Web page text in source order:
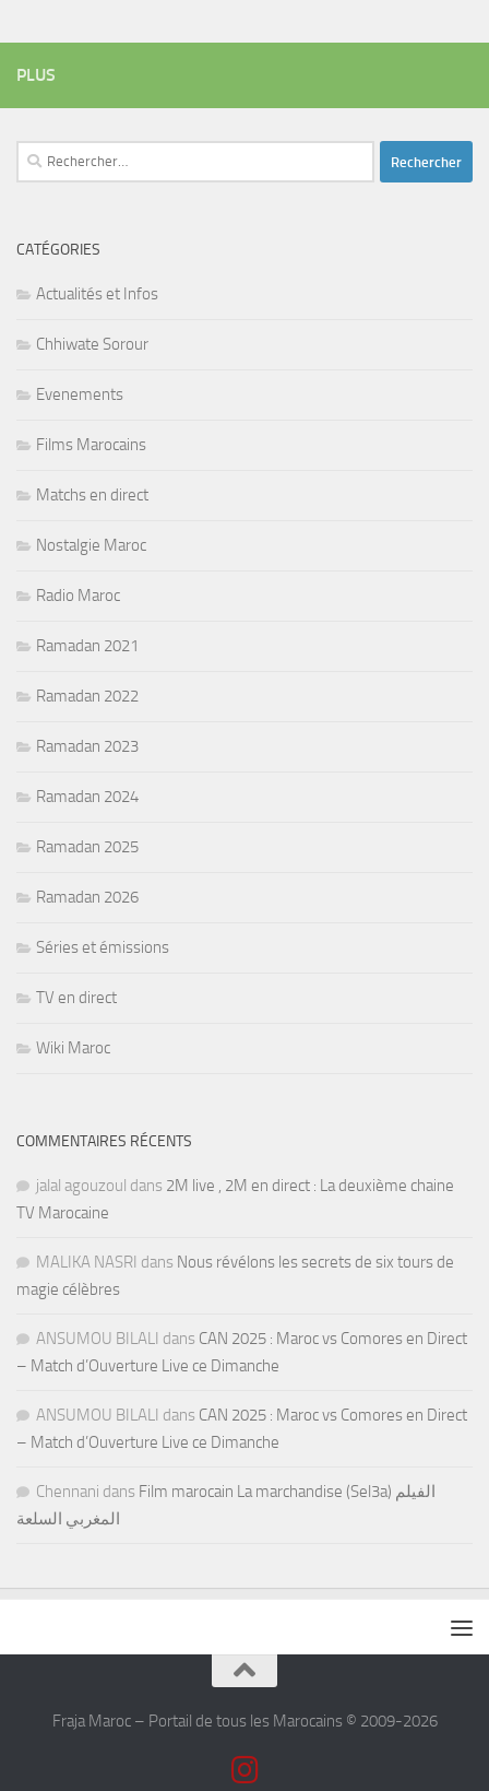
PLUS
Rechercher :
CATÉGORIES
Actualités et Infos
Chhiwate Sorour
Evenements
Films Marocains
Matchs en direct
Nostalgie Maroc
Radio Maroc
Ramadan 2021
Ramadan 2022
Ramadan 2023
Ramadan 2024
Ramadan 2025
Ramadan 2026
Séries et émissions
TV en direct
Wiki Maroc
COMMENTAIRES RÉCENTS
jalal agouzoul dans 2M live , 2M en direct : La deuxième chaine
TV Marocaine
MALIKA NASRI dans Nous révélons les secrets de six tours de
magie célèbres
ANSUMOU BILALI dans CAN 2025 : Maroc vs Comores en Direct
– Match d’Ouverture Live ce Dimanche
ANSUMOU BILALI dans CAN 2025 : Maroc vs Comores en Direct
– Match d’Ouverture Live ce Dimanche
Chennani dans Film marocain La marchandise (Sel3a) الفيلم
المغربي السلعة
Fraja Maroc – Portail de tous les Marocains © 2009-2026